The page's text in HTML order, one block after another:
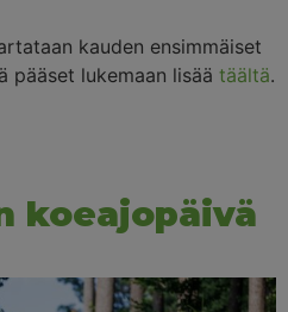
kauden ensimmäiset
pääset lukemaan lisää täältä.
koeajopäivä